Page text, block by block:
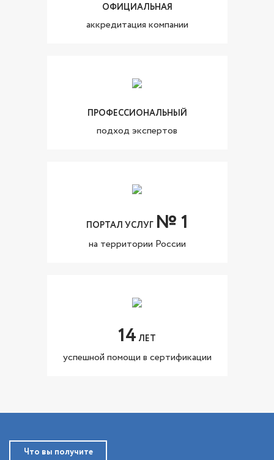
ОФИЦИАЛЬНАЯ
аккредитация компании
ПРОФЕССИОНАЛЬНЫЙ
подход экспертов
ПОРТАЛ УСЛУГ № 1
на территории России
14 ЛЕТ
успешной помощи в сертификации
Что вы получите